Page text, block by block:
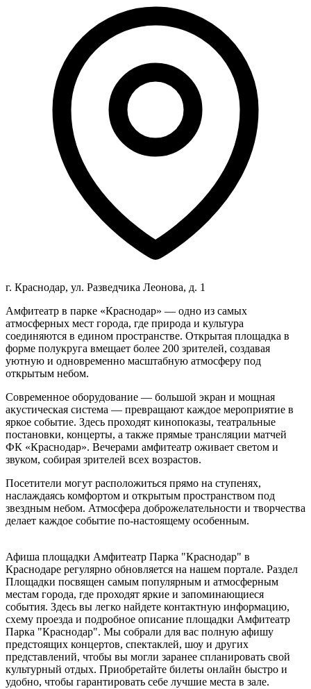
г. Краснодар, ул. Разведчика Леонова, д. 1
Амфитеатр в парке «Краснодар» — одно из самых
атмосферных мест города, где природа и культура
соединяются в едином пространстве. Открытая площадка в
форме полукруга вмещает более 200 зрителей, создавая
уютную и одновременно масштабную атмосферу под
открытым небом.
Современное оборудование — большой экран и мощная
акустическая система — превращают каждое мероприятие в
яркое событие. Здесь проходят кинопоказы, театральные
постановки, концерты, а также прямые трансляции матчей
ФК «Краснодар». Вечерами амфитеатр оживает светом и
звуком, собирая зрителей всех возрастов.
Посетители могут расположиться прямо на ступенях,
наслаждаясь комфортом и открытым пространством под
звездным небом. Атмосфера доброжелательности и творчества
делает каждое событие по-настоящему особенным.
Афиша площадки Амфитеатр Парка "Краснодар" в
Краснодаре регулярно обновляется на нашем портале. Раздел
Площадки посвящен самым популярным и атмосферным
местам города, где проходят яркие и запоминающиеся
события. Здесь вы легко найдете контактную информацию,
схему проезда и подробное описание площадки Амфитеатр
Парка "Краснодар". Мы собрали для вас полную афишу
предстоящих концертов, спектаклей, шоу и других
представлений, чтобы вы могли заранее спланировать свой
культурный отдых. Приобретайте билеты онлайн быстро и
удобно, чтобы гарантировать себе лучшие места в зале.